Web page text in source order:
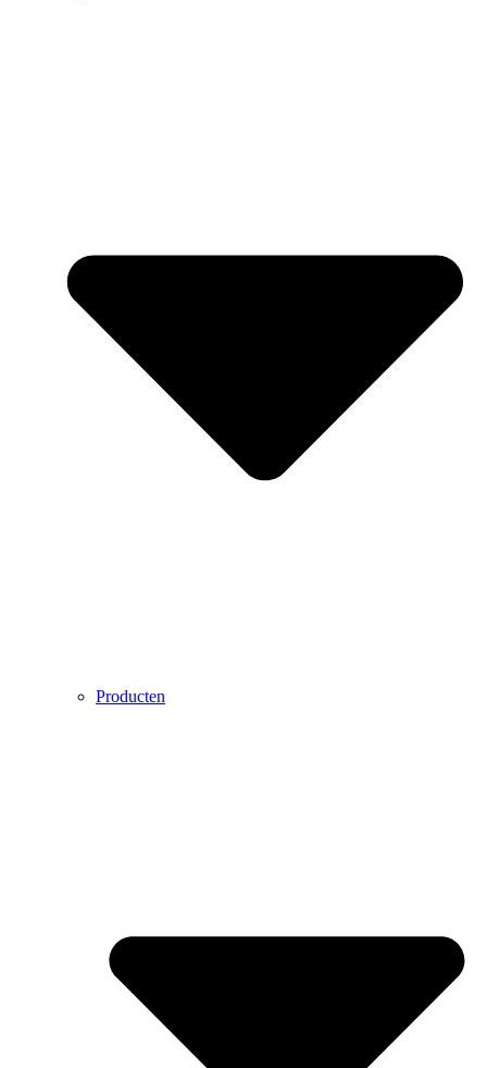
Producten